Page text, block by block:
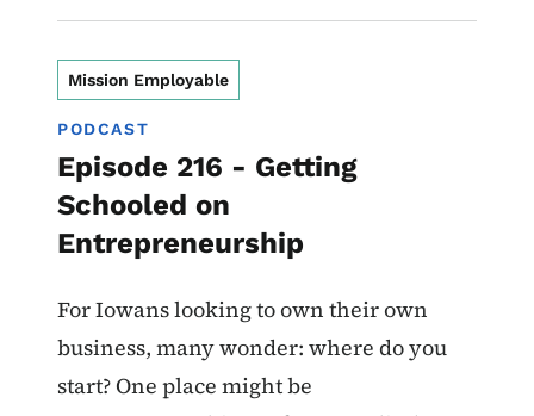
Mission Employable
PODCAST
Episode 216 - Getting
Schooled on
Entrepreneurship
For Iowans looking to own their own
business, many wonder: where do you
start? One place might be